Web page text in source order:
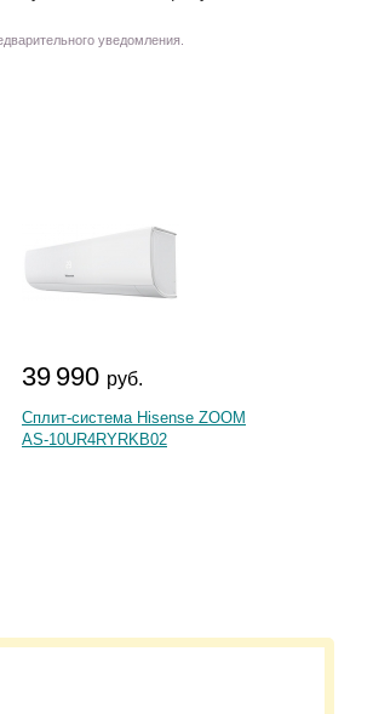
уведомления.
39 990 руб.
Сплит-система Hisense ZOOM
AS-10UR4RYRKB02